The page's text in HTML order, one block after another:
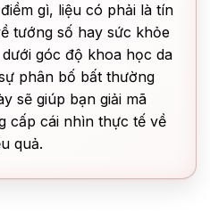
gì, liệu có phải là tín
tướng số hay sức khỏe
góc độ khoa học da
phân bố bất thường
sẽ giúp bạn giải mã
cấp cái nhìn thực tế về
quả.